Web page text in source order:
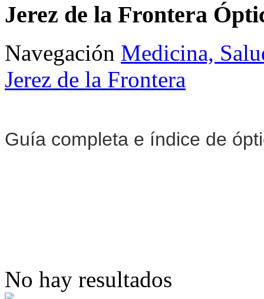
Jerez de la Frontera
Navegación Medicina,
Jerez de la Frontera
Guía completa e índice de
No hay resultados